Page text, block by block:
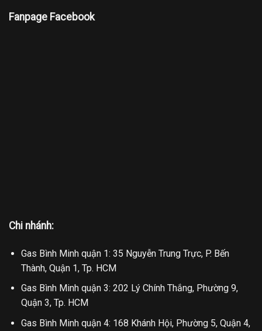
Fanpage Facebook
Chi nhánh:
Gas Bình Minh quận 1: 35 Nguyễn Trung Trực, P. Bến
Thành, Quận 1, Tp. HCM
Gas Bình Minh quận 3: 202 Lý Chính Thắng, Phường 9,
Quận 3, Tp. HCM
Gas Bình Minh quận 4: 168 Khánh Hội, Phường 5, Quận 4,